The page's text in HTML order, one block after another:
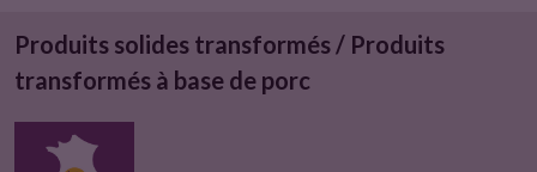
Produits solides transformés / Produits
transformés à base de porc